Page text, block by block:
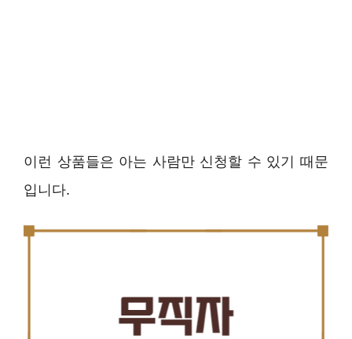
이런 상품들은 아는 사람만 신청할 수 있기 때문
입니다.